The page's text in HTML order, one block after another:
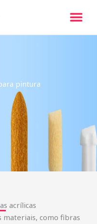
pintura
acrílicas
materiais, como fibras